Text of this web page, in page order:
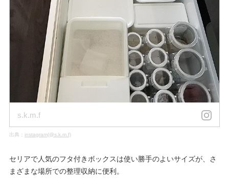
s.k.m.f
出典： instagram(@s.k.m.f)
セリアで人気のフタ付きボックスは使い勝手のよいサイズが、さ
まざまな場所での整理収納に便利。